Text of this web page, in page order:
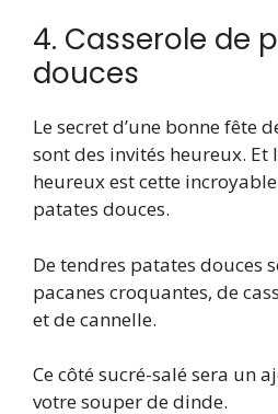
4. Casserole de
douces
Le secret d’une bonne fête
sont des invités heureux. Et
heureux est cette
patates douces.
De tendres patates douces
pacanes croquantes, de
et de cannelle.
Ce côté sucré-salé sera un
votre souper de dinde.